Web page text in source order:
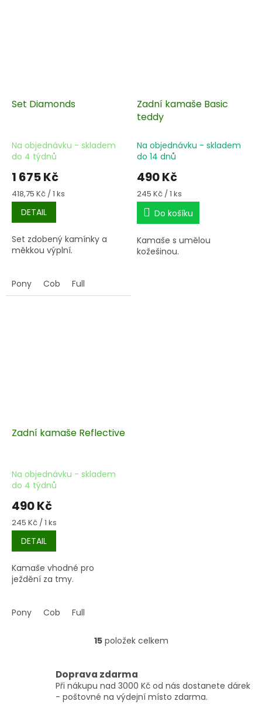
Set Diamonds
Na objednávku - skladem
do 4 týdnů
1 675 Kč
Měrná
cena:
418,75 Kč / 1 ks
DETAIL
Set zdobený kamínky a
měkkou výplní.
Pony Cob Full
Zadní kamaše Basic
teddy
Na objednávku - skladem
do 14 dnů
490 Kč
Měrná
cena:
245 Kč / 1 ks
Do košíku
Kamaše s umělou
kožešinou.
Zadní kamaše Reflective
Na objednávku - skladem
do 4 týdnů
490 Kč
Měrná
cena:
245 Kč / 1 ks
DETAIL
Kamaše vhodné pro
ježdění za tmy.
Pony Cob Full
O
á
d
a
15položek celkem
Doprava zdarma
Při nákupu nad 3000 Kč od nás dostanete dárek
- poštovné na výdejní místo zdarma.